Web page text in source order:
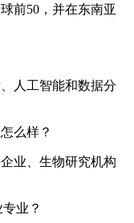
前50，并在东南亚
人工智能和数据分
么样？
业、生物研究机构
业？